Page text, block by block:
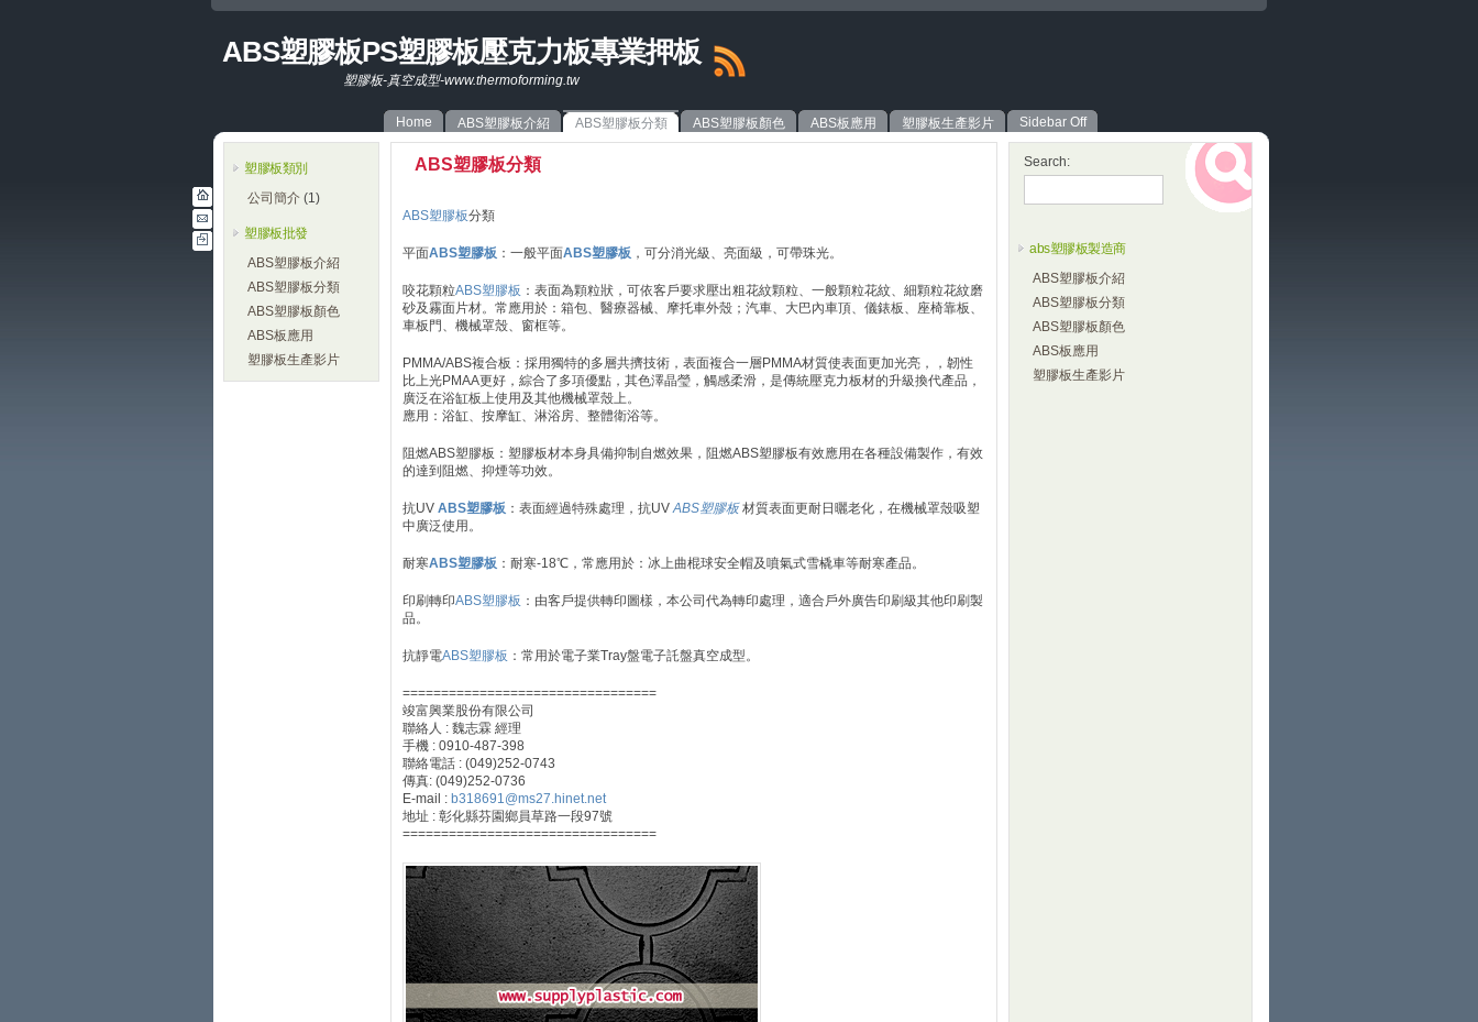
ABS塑膠板PS塑膠板壓克力板專業押板
塑膠板-真空成型-www.thermoforming.tw
Home ABS塑膠板介紹 ABS塑膠板分類 ABS塑膠板顏色 ABS板應用 塑膠板生產影片 Sidebar Off
塑膠板類別
公司簡介 (1)
塑膠板批發
ABS塑膠板介紹
ABS塑膠板分類
ABS塑膠板顏色
ABS板應用
塑膠板生產影片
ABS塑膠板分類
ABS塑膠板分類
平面ABS塑膠板 ：一般平面ABS塑膠板 ，可分消光級、亮面級，可帶珠光。
咬花顆粒ABS塑膠板 ：表面為顆粒狀，可依客戶要求壓出粗花紋顆粒、一般顆粒花紋、細顆粒花紋磨
砂及霧面片材。常應用於：箱包、醫療器械、摩托車外殼；汽車、大巴內車頂、儀錶板、座椅靠板、
車板門、機械罩殼、窗框等。
PMMA/ABS複合板：採用獨特的多層共擠技術，表面複合一層PMMA材質使表面更加光亮，，韌性
比上光PMAA更好，綜合了多項優點，其色澤晶瑩，觸感柔滑，是傳統壓克力板材的升級換代產品，
廣泛在浴缸板上使用及其他機械罩殼上。
應用：浴缸、按摩缸、淋浴房、整體衛浴等。
阻燃ABS塑膠板：塑膠板材本身具備抑制自燃效果，阻燃ABS塑膠板有效應用在各種設備製作，有效
的達到阻燃、抑煙等功效。
抗UV ABS塑膠板 ：表面經過特殊處理，抗UVABS塑膠板材質表面更耐日曬老化，在機械罩殼吸塑
中廣泛使用。
耐寒ABS塑膠板 ：耐寒-18℃，常應用於：冰上曲棍球安全帽及噴氣式雪橇車等耐寒產品。
印刷轉印ABS塑膠板 ：由客戶提供轉印圖樣，本公司代為轉印處理，適合戶外廣告印刷級其他印刷製
品。
抗靜電ABS塑膠板 ：常用於電子業Tray盤電子託盤真空成型。
=================================
竣富興業股份有限公司
聯絡人 : 魏志霖 經理
手機 : 0910-487-398
聯絡電話 : (049)252-0743
傳真: (049)252-0736
E-mail : b318691@ms27.hinet.net
地址 : 彰化縣芬園鄉員草路一段97號
=================================
Search:
abs塑膠板製造商
ABS塑膠板介紹
ABS塑膠板分類
ABS塑膠板顏色
ABS板應用
塑膠板生產影片